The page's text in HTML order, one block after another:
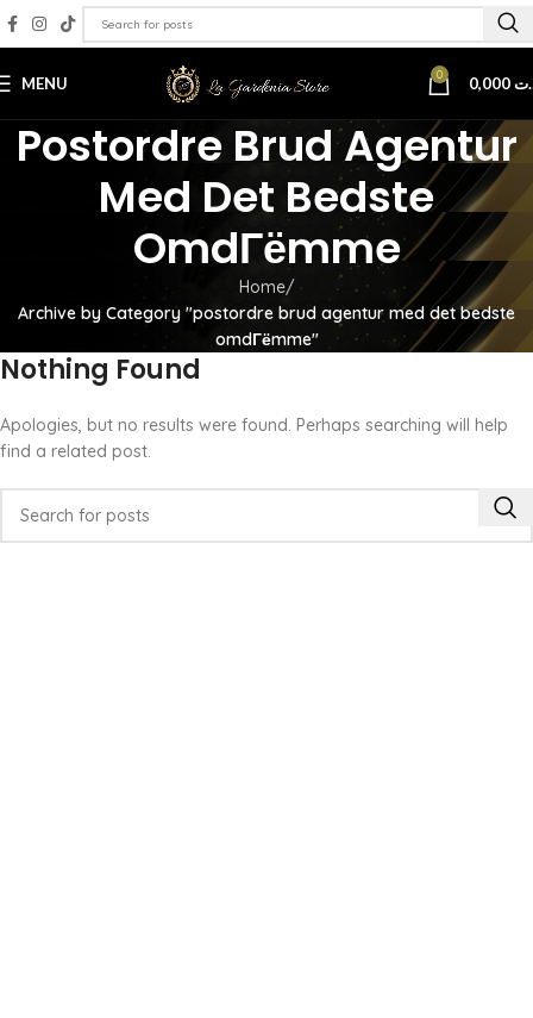
MENU 0
Postordre Brud Agentur
Med Det Bedste
OmdГёmme
Home
Archive by Category "postordre brud agentur med det bedste
omdГёmme"
Nothing Found
Apologies, but no results were found. Perhaps searching will help
find a related post.